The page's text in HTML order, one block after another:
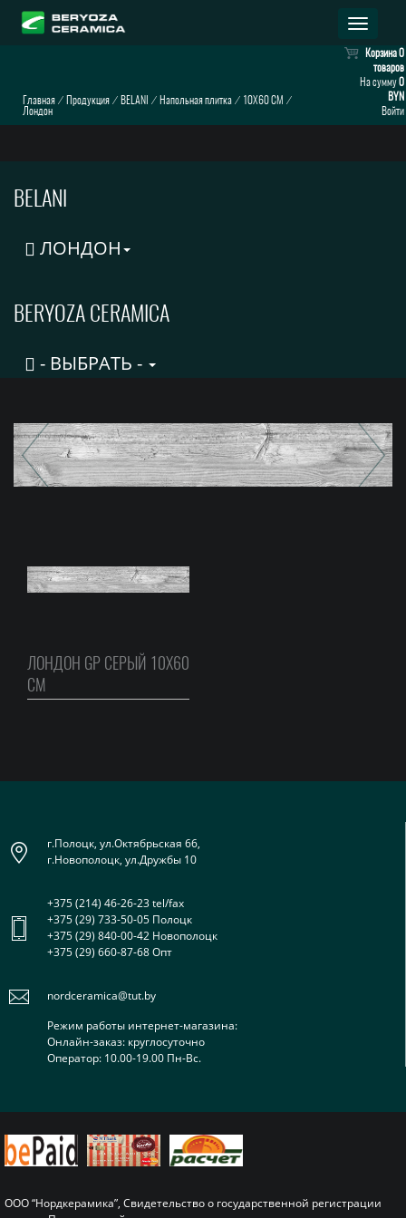
Раскрыть
Главная ⁄ Продукция ⁄ BELANI ⁄ Напольная плитка ⁄ 10X60 CM ⁄
Лондон
Корзина0
товаров
На сумму0
BYN
Войти
BELANI
ЛОНДОН
BERYOZA CERAMICA
- ВЫБРАТЬ -
ЛОНДОН GP СЕРЫЙ 10Х60
СМ
г.Полоцк, ул.Октябрьская 66,
г.Новополоцк, ул.Дружбы 10
+375 (214) 46-26-23 tel/fax
+375 (29) 733-50-05 Полоцк
+375 (29) 840-00-42 Новополоцк
+375 (29) 660-87-68 Опт
nordceramica@tut.by
Режим работы интернет-магазина:
Онлайн-заказ: круглосуточно
Оператор: 10.00-19.00 Пн-Вс.
ООО “Нордкерамика”, Свидетельство о государственной регистрации